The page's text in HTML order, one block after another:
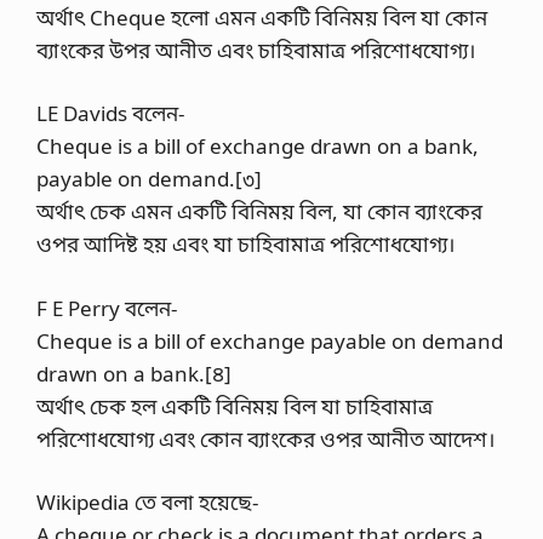
অর্থাৎ Cheque হলো এমন একটি বিনিময় বিল যা কোন
ব্যাংকের উপর আনীত এবং চাহিবামাত্র পরিশোধযোগ্য।
LE Davids বলেন-
Cheque is a bill of exchange drawn on a bank,
payable on demand.[৩]
অর্থাৎ চেক এমন একটি বিনিময় বিল, যা কোন ব্যাংকের
ওপর আদিষ্ট হয় এবং যা চাহিবামাত্র পরিশোধযোগ্য।
F E Perry বলেন-
Cheque is a bill of exchange payable on demand
drawn on a bank.[৪]
অর্থাৎ চেক হল একটি বিনিময় বিল যা চাহিবামাত্র
পরিশোধযোগ্য এবং কোন ব্যাংকের ওপর আনীত আদেশ।
Wikipedia তে বলা হয়েছে-